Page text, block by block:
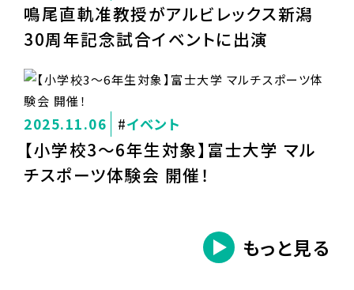
鳴尾直軌准教授がアルビレックス新潟
30周年記念試合イベントに出演
2025.11.06 イベント
【小学校3～6年生対象】富士大学 マル
チスポーツ体験会 開催！
もっと見る